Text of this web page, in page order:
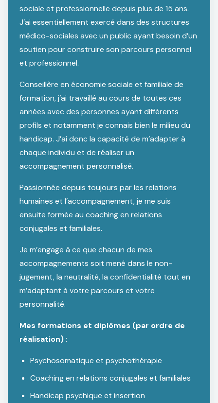
sociale et professionnelle depuis plus de 15 ans.
J’ai essentiellement exercé dans des structures
médico-sociales avec un public ayant besoin d’un
soutien pour construire son parcours personnel
et professionnel.
Conseillère en économie sociale et familiale de
formation, j’ai travaillé au cours de toutes ces
années avec des personnes ayant différents
profils et notamment je connais bien le milieu du
handicap. J’ai donc la capacité de m’adapter à
chaque individu et de réaliser un
accompagnement personnalisé.
Passionnée depuis toujours par les relations
humaines et l’accompagnement, je me suis
ensuite formée au coaching en relations
conjugales et familiales.
Je m’engage à ce que chacun de mes
accompagnements soit mené dans le non-
jugement, la neutralité, la confidentialité tout en
m’adaptant à votre parcours et votre
personnalité.
Mes formations et diplômes (par ordre de
réalisation) :
Psychosomatique et psychothérapie
Coaching en relations conjugales et familiales
Handicap psychique et insertion